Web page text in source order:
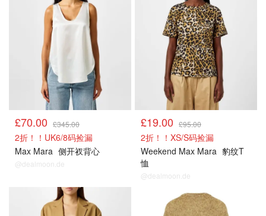
£70.00 £345.00
2折！！UK6/8码捡漏
Max Mara 侧开衩背心
@dealmoon.de
£19.00 £95.00
2折！！XS/S码捡漏
Weekend Max Mara 豹纹T
恤
@dealmoon.de